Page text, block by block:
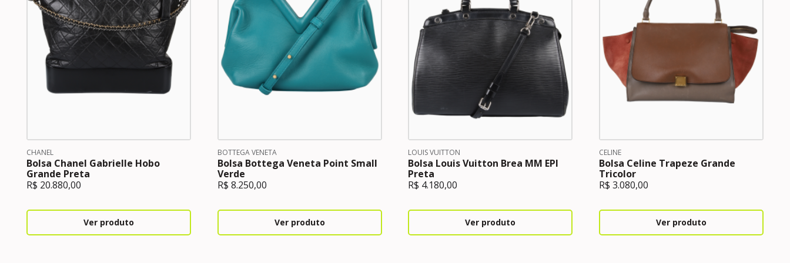
CHANEL
Bolsa Chanel Gabrielle Hobo
Grande Preta
R$ 20.880,00
Ver produto
BOTTEGA VENETA
Bolsa Bottega Veneta Point Small
Verde
R$ 8.250,00
Ver produto
LOUIS VUITTON
Bolsa Louis Vuitton Brea MM EPI
Preta
R$ 4.180,00
Ver produto
CELINE
Bolsa Celine Trapeze Grande
Tricolor
R$ 3.080,00
Ver produto